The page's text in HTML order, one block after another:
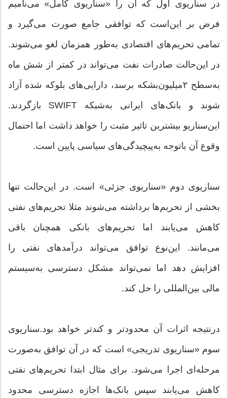
در سناریوی اول که آن را «سناریوی کامل» می‌نامیم
فرض بر این‌است که توافقی جامع صورت می‌گیرد و
تمامی تحریم‌های اقتصادی به‌طور همزمان لغو می‌شوند.
در این‌حالت صادرات نفت می‌تواند در کمتر از شش ماه
به‌سطح ۲‌میلیون‌بشکه برسد، دارایی‌های بلوکه شده آزاد
شوند و بانک‌های ایرانی به‌شبکه SWIFT بازگردند.
این‌سناریو بیشترین تاثیر مثبت را خواهد داشت اما احتمال
وقوع آن باتوجه به‌پیچیدگی‌های سیاسی پایین است.
سناریوی دوم «سناریوی جزئی» است. در این‌حالت تنها
بخشی از تحریم‌ها برداشته می‌شوند مثلا تحریم‌های نفتی
کاهش می‌یابند اما تحریم‌های بانکی همچنان باقی
می‌مانند. این‌نوع توافق می‌تواند درآمدهای نفتی را
افزایش دهد اما نمی‌تواند مشکل دسترسی به‌سیستم
مالی بین‌المللی را حل کند.
درنتیجه اثرات آن محدودتر و کندتر خواهد بود.سناریوی
سوم «سناریوی تدریجی» است که در آن توافق به‌صورت
مرحله‌ای اجرا می‌شود. برای مثال ابتدا تحریم‌های نفتی
کاهش می‌یابند سپس بانک‌ها اجازه دسترسی محدود